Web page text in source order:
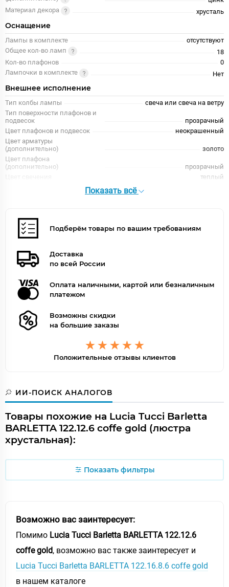
Материал декора
хрусталь
Оснащение
Лампы в комплекте
отсутствуют
Общее кол-во ламп
18
Кол-во плафонов
0
Лампочки в комплекте
Нет
Внешнее исполнение
Тип колбы лампы
свеча или свеча на ветру
Тип поверхности плафонов и
подвесок
прозрачный
Цвет плафонов и подвесок
неокрашенный
Цвет арматуры
(дополнительно)
золото
Цвет плафона
(дополнительно)
прозрачный
теплый
Цвет арматуры
Показать всё
Подберём товары по вашим требованиям
Доставка
по всей России
Оплата наличными, картой или безналичным
платежом
Возможны скидки
на большие заказы
Положительные отзывы клиентов
ИИ-ПОИСК АНАЛОГОВ
Товары похожие на Lucia Tucci Barletta
BARLETTA 122.12.6 coffe gold (люстра
хрустальная):
Показать фильтры
Возможно вас заинтересует:
Помимо Lucia Tucci Barletta BARLETTA 122.12.6
coffe gold, возможно вас также заинтересует и
Lucia Tucci Barletta BARLETTA 122.16.8.6 coffe gold
в нашем каталоге